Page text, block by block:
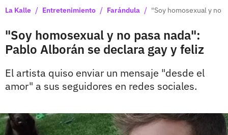
La Kalle / Entretenimiento / Farándula / "Soy homosexual y no
"Soy homosexual y no pasa nada":
Pablo Alborán se declara gay y feliz
El artista quiso enviar un mensaje "desde el
amor" a sus seguidores en redes sociales.